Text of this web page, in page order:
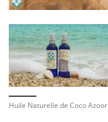
Huile Naturelle de Coco Azoor